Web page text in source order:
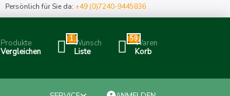
Persönlich für Sie da:+49 (0)7240-9445836
Produkte
Vergleichen
1Wunsch
Liste
59Waren
Korb